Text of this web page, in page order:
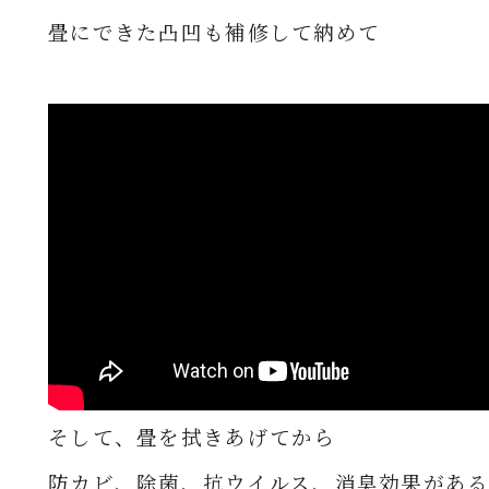
畳にできた凸凹も補修して納めて
そして、畳を拭きあげてから
防カビ、除菌、抗ウイルス、消臭効果がある